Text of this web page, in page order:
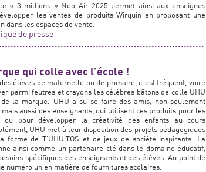
« 3 millions » Neo Air 2025 permet ainsi aux enseignes
les ventes de produits Wirquin en proposant une
dans les espaces de vente.
de presse
qui colle avec l’école !
élèves de maternelle ou de primaire, il est fréquent, voire
parmi feutres et crayons les célèbres bâtons de colle UHU
la marque. UHU a su se faire des amis, non seulement
aussi des enseignants, qui utilisent ces produits pour les
ou pour développer la créativité des enfants au cours
UHU met à leur disposition des projets pédagogiques
forme de T'UHU'TOS et de jeux de société inspirants. La
ainsi comme un partenaire clé dans le domaine éducatif,
spécifiques des enseignants et des élèves. Au point de
numéro un en matière de fournitures scolaires.